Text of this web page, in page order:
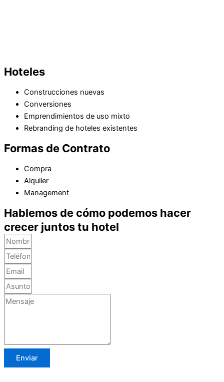
Hoteles
Construcciones nuevas
Conversiones
Emprendimientos de uso mixto
Rebranding de hoteles existentes
Formas de Contrato
Compra
Alquiler
Management
Hablemos de cómo podemos hacer
crecer juntos tu hotel
Enviar